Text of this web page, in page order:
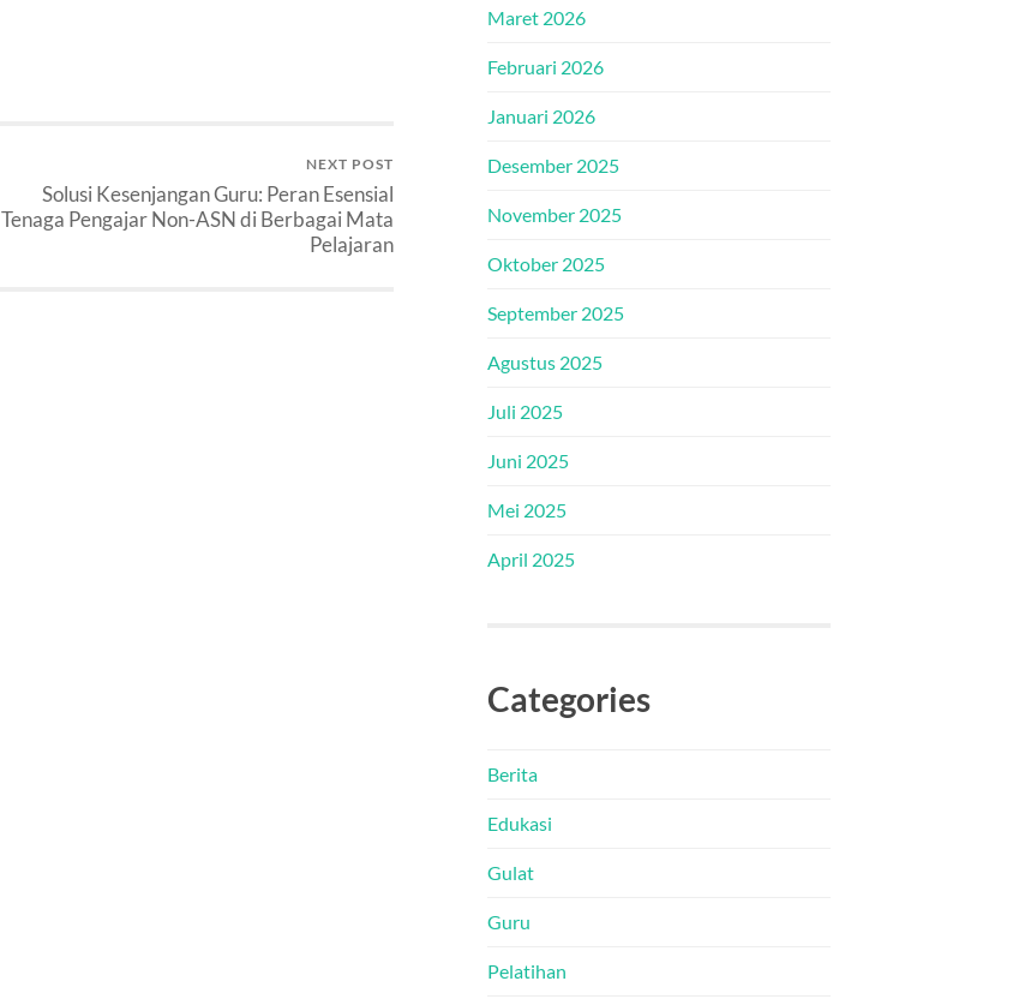
NEXT POST
Solusi Kesenjangan Guru: Peran Esensial
Tenaga Pengajar Non-ASN di Berbagai Mata
Pelajaran
Maret 2026
Februari 2026
Januari 2026
Desember 2025
November 2025
Oktober 2025
September 2025
Agustus 2025
Juli 2025
Juni 2025
Mei 2025
April 2025
Categories
Berita
Edukasi
Gulat
Guru
Pelatihan